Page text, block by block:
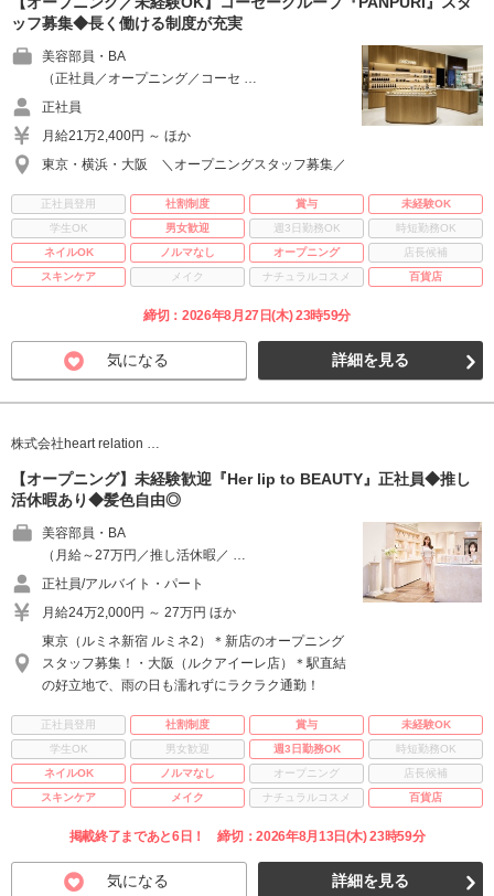
ッフ募集◆長く働ける制度が充実
美容部員・BA
（正社員／オープニング／コーセ …
正社員
月給21万2,400円 ～ ほか
東京・横浜・大阪 ＼オープニングスタッフ募集／
正社員登用 社割制度 賞与
未経験OK
学生OK
男女歓迎 週3日勤務OK
時短勤務OK
ネイルOK
ノルマなし オープニング
店長候補
スキンケア
メイク ナチュラルコスメ 百貨店
締切：2026年8月27日(木) 23時59分
気になる 詳細を見る
株式会社heart relation …
【オープニング】未経験歓迎『Her lip to BEAUTY』正社員◆推し
活休暇あり◆髪色自由◎
美容部員・BA
（月給～27万円／推し活休暇／ …
正社員/アルバイト・パート
月給24万2,000円 ～ 27万円 ほか
東京（ルミネ新宿 ルミネ2）＊新店のオープニング
スタッフ募集！・大阪（ルクアイーレ店）＊駅直結
の好立地で、雨の日も濡れずにラクラク通勤！
正社員登用 社割制度 賞与
未経験OK
学生OK
男女歓迎 週3日勤務OK
時短勤務OK
ネイルOK
ノルマなし オープニング
店長候補
スキンケア
メイク ナチュラルコスメ 百貨店
掲載終了まであと6日！ 締切：2026年8月13日(木) 23時59分
気になる 詳細を見る